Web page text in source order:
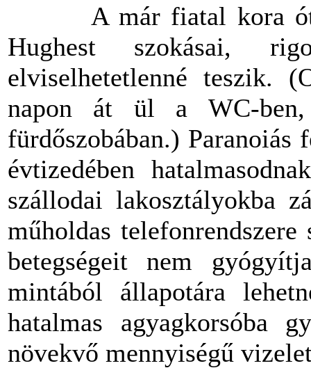
A már fiatal kora óta
Hughest szokásai,
elviselhetetlenné teszik.
napon át ül a WC-
fürdőszobában.)
évtizedében
szállodai lakosztályokba
műholdas
betegségeit nem
mintából állapotára
hatalmas agyagkorsóba
növekvő mennyiségű